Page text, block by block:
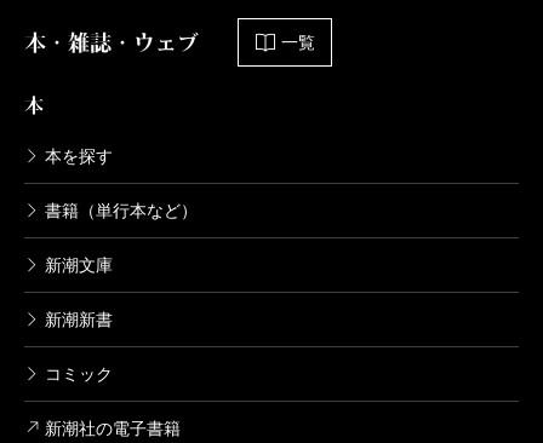
本・雑誌・ウェブ 一覧
本
本を探す
書籍（単行本など）
新潮文庫
新潮新書
コミック
新潮社の電子書籍